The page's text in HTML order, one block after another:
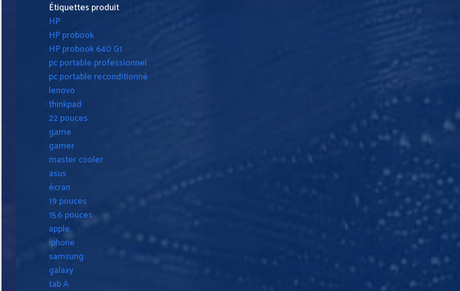
Étiquettes produit
HP
HP probook
HP probook 640 G1
pc portable professionnel
pc portable reconditionné
lenovo
thinkpad
22 pouces
game
gamer
master cooler
asus
écran
19 pouces
15.6 pouces
apple
iphone
samsung
galaxy
tab A